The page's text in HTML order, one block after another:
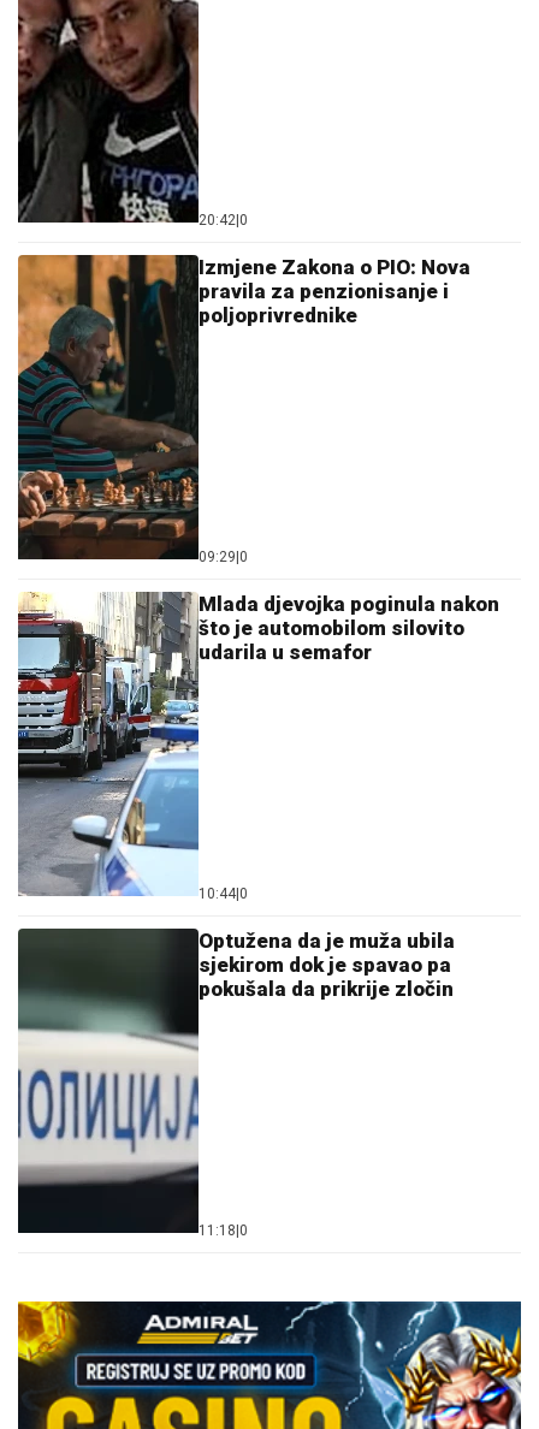
20:42 0
Izmjene Zakona o PIO: Nova
pravila za penzionisanje i
poljoprivrednike
09:29 0
Mlada djevojka poginula nakon
što je automobilom silovito
udarila u semafor
10:44 0
Optužena da je muža ubila
sjekirom dok je spavao pa
pokušala da prikrije zločin
11:18 0